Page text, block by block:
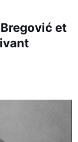
et